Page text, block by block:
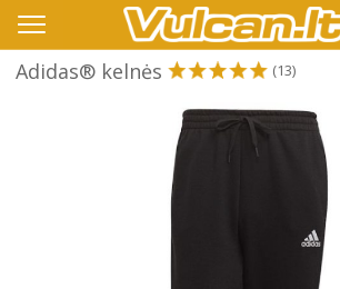
👉 -10% KODAS VISKAM PAPILDOMAI:
Adidas® kelnės (13)